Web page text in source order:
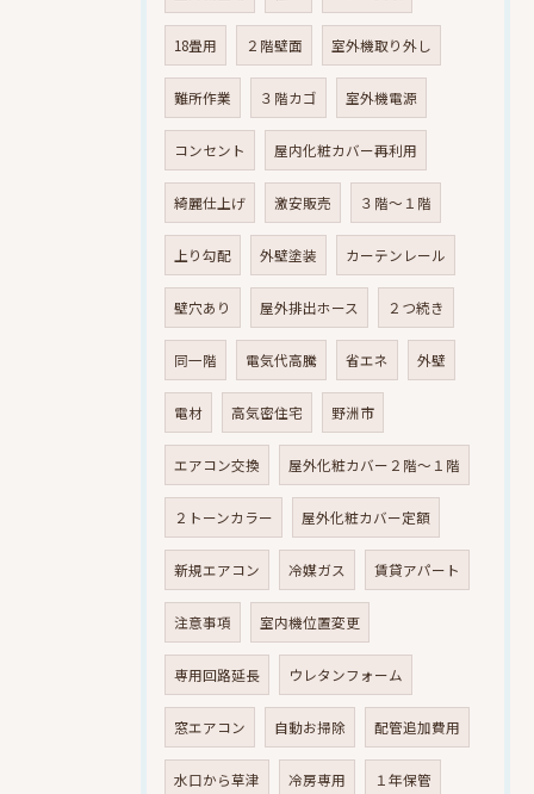
18畳用 ２階壁面 室外機取り外し
難所作業 ３階カゴ 室外機電源
コンセント 屋内化粧カバー再利用
綺麗仕上げ 激安販売 ３階～１階
上り勾配 外壁塗装 カーテンレール
壁穴あり 屋外排出ホース ２つ続き
同一階 電気代高騰 省エネ 外壁
電材 高気密住宅 野洲市
エアコン交換 屋外化粧カバー２階～１階
２トーンカラー 屋外化粧カバー定額
新規エアコン 冷媒ガス 賃貸アパート
注意事項 室内機位置変更
専用回路延長 ウレタンフォーム
窓エアコン 自動お掃除 配管追加費用
水口から草津 冷房専用 １年保管